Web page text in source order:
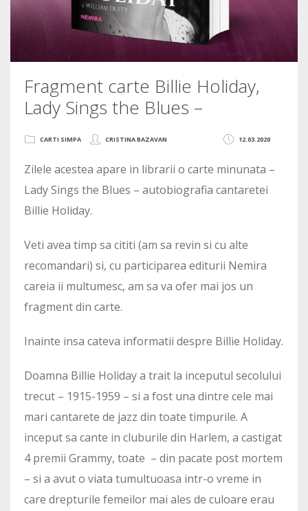
Fragment carte Billie Holiday,
Lady Sings the Blues –
12.03.2020
CARTI SIMPA CRISTINA BAZAVAN
Zilele acestea apare in librarii o carte minunata –
Lady Sings the Blues – autobiografia cantaretei
Billie Holiday.
Veti avea timp sa cititi (am sa revin si cu alte
recomandari) si, cu participarea editurii Nemira
careia ii multumesc, am sa va ofer mai jos un
fragment din carte.
Inainte insa cateva informatii despre Billie Holiday.
Doamna Billie Holiday a trait la inceputul secolului
trecut – 1915-1959 – si a fost una dintre cele mai
mari cantarete de jazz din toate timpurile. A
inceput sa cante in cluburile din Harlem, a castigat
4 premii Grammy, toate – din pacate post mortem
– si a avut o viata tumultuoasa intr-o vreme in
care drepturile femeilor mai ales de culoare erau